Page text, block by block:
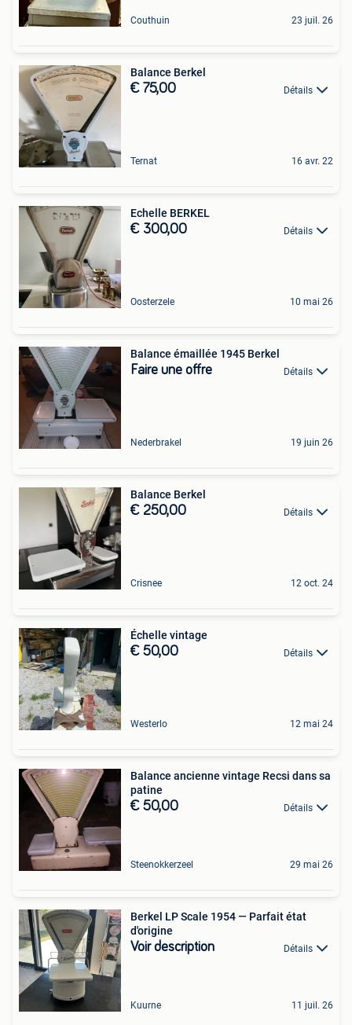
Couthuin 23 juil. 26
Balance Berkel
€ 75,00 Détails
Ternat 16 avr. 22
Echelle BERKEL
€ 300,00 Détails
Oosterzele 10 mai 26
Balance émaillée 1945 Berkel
Faire une offre Détails
Nederbrakel 19 juin 26
Balance Berkel
€ 250,00 Détails
Crisnee 12 oct. 24
Échelle vintage
€ 50,00 Détails
Westerlo 12 mai 24
Balance ancienne vintage Recsi dans sa
patine
€ 50,00 Détails
Steenokkerzeel 29 mai 26
Berkel LP Scale 1954 — Parfait état
d'origine
Voir description Détails
Kuurne 11 juil. 26